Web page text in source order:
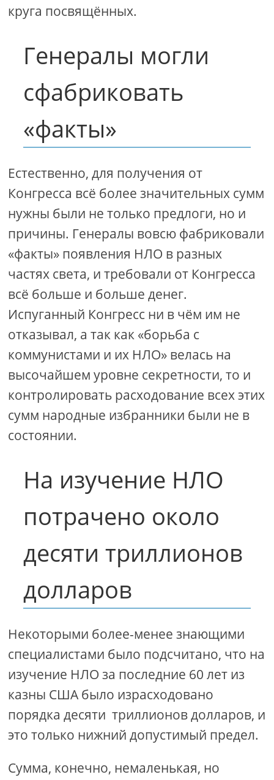
круга посвящённых.
Генералы могли
сфабриковать
«факты»
Естественно, для получения от
Конгресса всё более значительных сумм
нужны были не только предлоги, но и
причины. Генералы вовсю фабриковали
«факты» появления НЛО в разных
частях света, и требовали от Конгресса
всё больше и больше денег.
Испуганный Конгресс ни в чём им не
отказывал, а так как «борьба с
коммунистами и их НЛО» велась на
высочайшем уровне секретности, то и
контролировать расходование всех этих
сумм народные избранники были не в
состоянии.
На изучение НЛО
потрачено около
десяти триллионов
долларов
Некоторыми более-менее знающими
специалистами было подсчитано, что на
изучение НЛО за последние 60 лет из
казны США было израсходовано
порядка десяти триллионов долларов, и
это только нижний допустимый предел.
Сумма, конечно, немаленькая, но